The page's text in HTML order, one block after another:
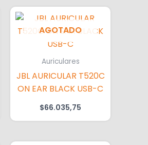
AGOTADO
Auriculares
JBL AURICULAR T520C
ON EAR BLACK USB-C
$66.035,75